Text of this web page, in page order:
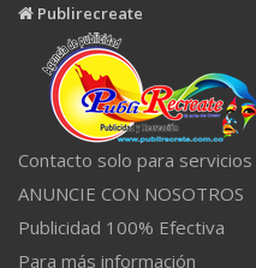
Publirecreate
Contacto solo para
ANUNCIE CON NOSOTROS
Publicidad 100% Efectiva
Para más información